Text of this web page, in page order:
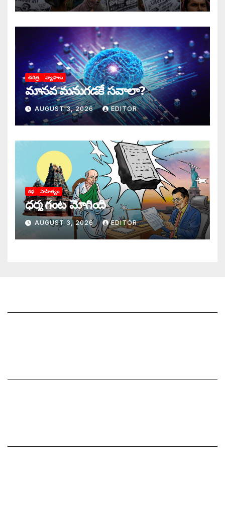
చరిత్ర వ్యాసాలు
మానవ మనుగడకే సవాలా?
AUGUST 3, 2026 EDITOR
కథ సాహిత్యం
ధర్మ గంట మోగింది
AUGUST 3, 2026 EDITOR